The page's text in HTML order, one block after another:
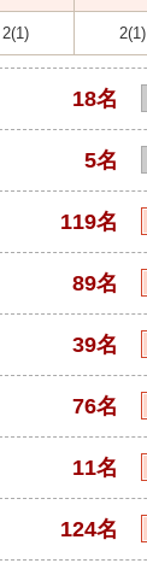
2(1) 2(1)
18名
5名
119名
89名
39名
76名
11名
124名